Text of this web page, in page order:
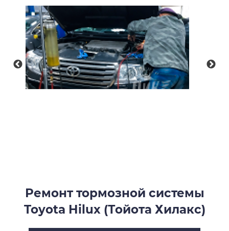
Ремонт тормозной системы
Toyota Hilux (Тойота Хилакс)